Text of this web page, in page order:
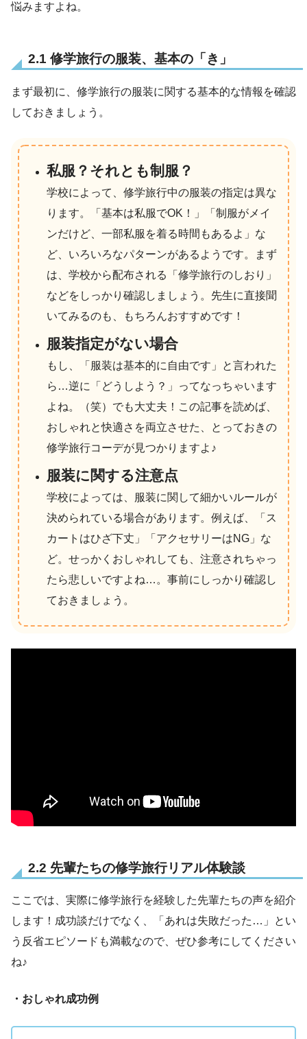
悩みますよね。
2.1 修学旅行の服装、基本の「き」
まず最初に、修学旅行の服装に関する基本的な情報を確認
しておきましょう。
私服？それとも制服？
学校によって、修学旅行中の服装の指定は異な
ります。「基本は私服でOK！」「制服がメイ
ンだけど、一部私服を着る時間もあるよ」な
ど、いろいろなパターンがあるようです。まず
は、学校から配布される「修学旅行のしおり」
などをしっかり確認しましょう。先生に直接聞
いてみるのも、もちろんおすすめです！
服装指定がない場合
もし、「服装は基本的に自由です」と言われた
ら…逆に「どうしよう？」ってなっちゃいます
よね。（笑）でも大丈夫！この記事を読めば、
おしゃれと快適さを両立させた、とっておきの
修学旅行コーデが見つかりますよ♪
服装に関する注意点
学校によっては、服装に関して細かいルールが
決められている場合があります。例えば、「ス
カートはひざ下丈」「アクセサリーはNG」な
ど。せっかくおしゃれしても、注意されちゃっ
たら悲しいですよね…。事前にしっかり確認し
ておきましょう。
2.2 先輩たちの修学旅行リアル体験談
ここでは、実際に修学旅行を経験した先輩たちの声を紹介
します！成功談だけでなく、「あれは失敗だった…」とい
う反省エピソードも満載なので、ぜひ参考にしてください
ね♪
・おしゃれ成功例